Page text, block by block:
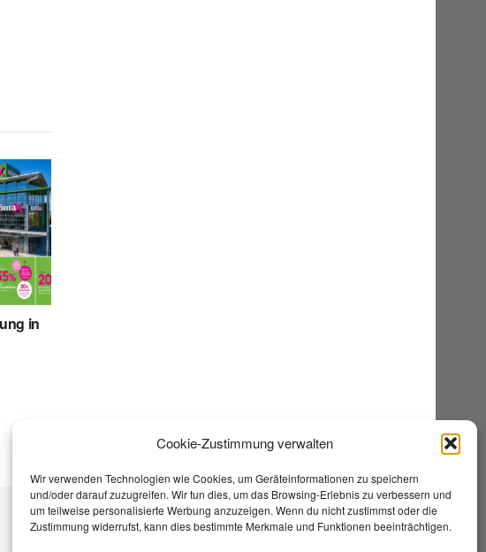
Cookie-Zustimmung verwalten
Wir verwenden Technologien wie Cookies, um Geräteinformationen zu speichern
und/oder darauf zuzugreifen. Wir tun dies, um das Browsing-Erlebnis zu verbessern und
um teilweise personalisierte Werbung anzuzeigen. Wenn du nicht zustimmst oder die
Zustimmung widerrufst, kann dies bestimmte Merkmale und Funktionen beeinträchtigen.
in